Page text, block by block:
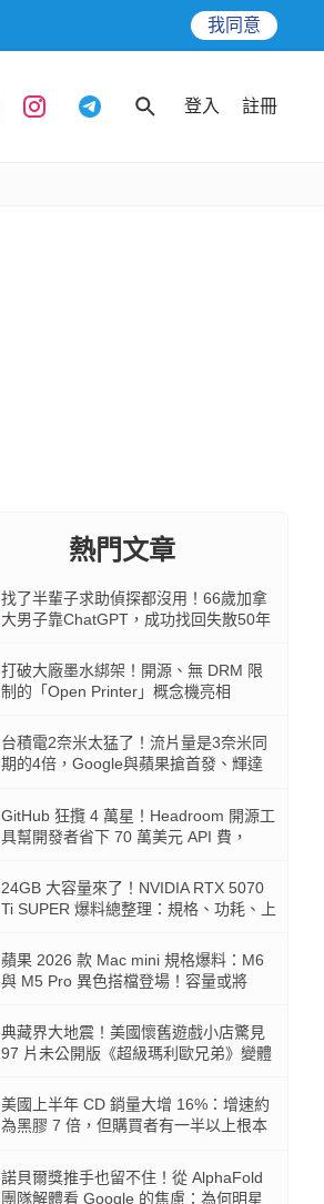
我同意
登入 註冊
熱門文章
找了半輩子求助偵探都沒用！66歲加拿
大男子靠ChatGPT，成功找回失散50年
打破大廠墨水綁架！開源、無 DRM 限
制的「Open Printer」概念機亮相
台積電2奈米太猛了！流片量是3奈米同
期的4倍，Google與蘋果搶首發、輝達
GitHub 狂攬 4 萬星！Headroom 開源工
具幫開發者省下 70 萬美元 API 費，
24GB 大容量來了！NVIDIA RTX 5070
Ti SUPER 爆料總整理：規格、功耗、上
蘋果 2026 款 Mac mini 規格爆料：M6
與 M5 Pro 異色搭檔登場！容量或將
典藏界大地震！美國懷舊遊戲小店驚見
97 片未公開版《超級瑪利歐兄弟》變體
美國上半年 CD 銷量大增 16%：增速約
為黑膠 7 倍，但購買者有一半以上根本
諾貝爾獎推手也留不住！從 AlphaFold
團隊解體看 Google 的焦慮：為何明星